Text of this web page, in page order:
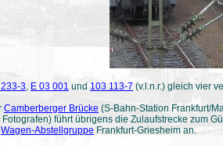
3, E 03 001 und 103 113-7 (v.l.n.r.) gleich vier
Camberberger Brücke (S-Bahn-Station Frankfurt/
führt übrigens die Zulaufstrecke zum
Wagen-Abstellgruppe Frankfurt-Griesheim an.